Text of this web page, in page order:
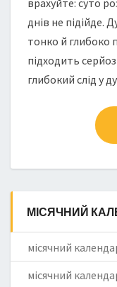
врахуйте: суто
днів не підійде.
тонко й глибоко
підходить
глибокий слід у
МІСЯЧНИЙ
місячний
місячний